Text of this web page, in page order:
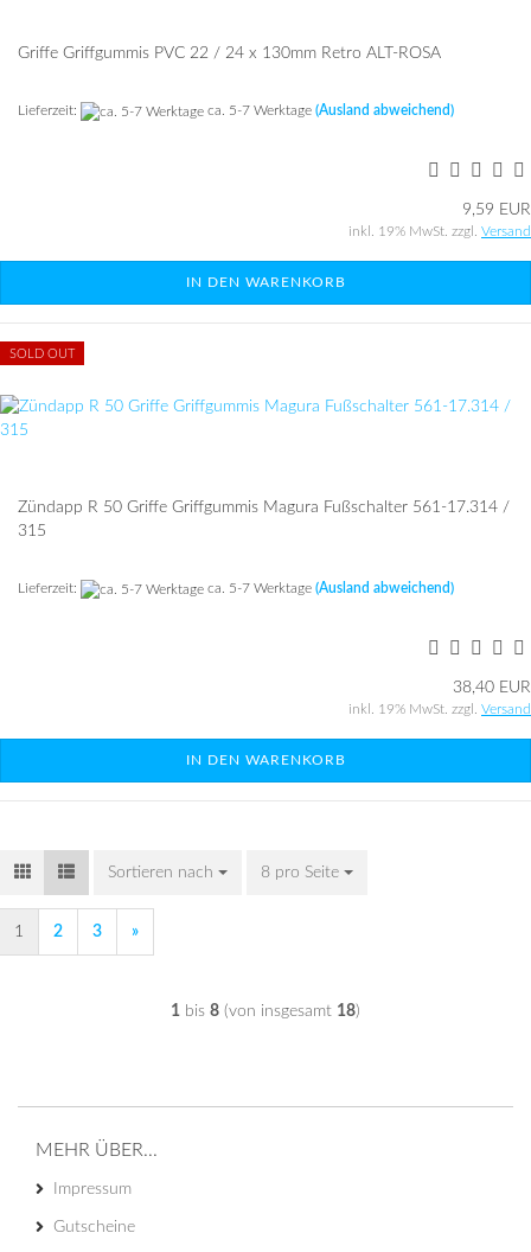
Grif­fe Griff­gum­mis PVC 22 / 24 x 130mm Retro ALT-​ROSA
Lieferzeit: ca. 5-7 Werktage (Ausland abweichend)
9,59 EUR
inkl. 19% MwSt. zzgl. Versand
IN DEN WARENKORB
SOLD OUT
Zünd­app R 50 Grif­fe Griff­gum­mis Ma­gu­ra Fuß­schal­ter 561-​17.314 /
315
Lieferzeit: ca. 5-7 Werktage (Ausland abweichend)
38,40 EUR
inkl. 19% MwSt. zzgl. Versand
IN DEN WARENKORB
Sortieren nach
Sortieren nach 8 pro Seite
pro Seite
1 2 3 »
1 bis 8 (von insgesamt 18)
MEHR ÜBER...
Impressum
Gutscheine